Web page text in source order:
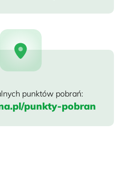
punkty-pobran